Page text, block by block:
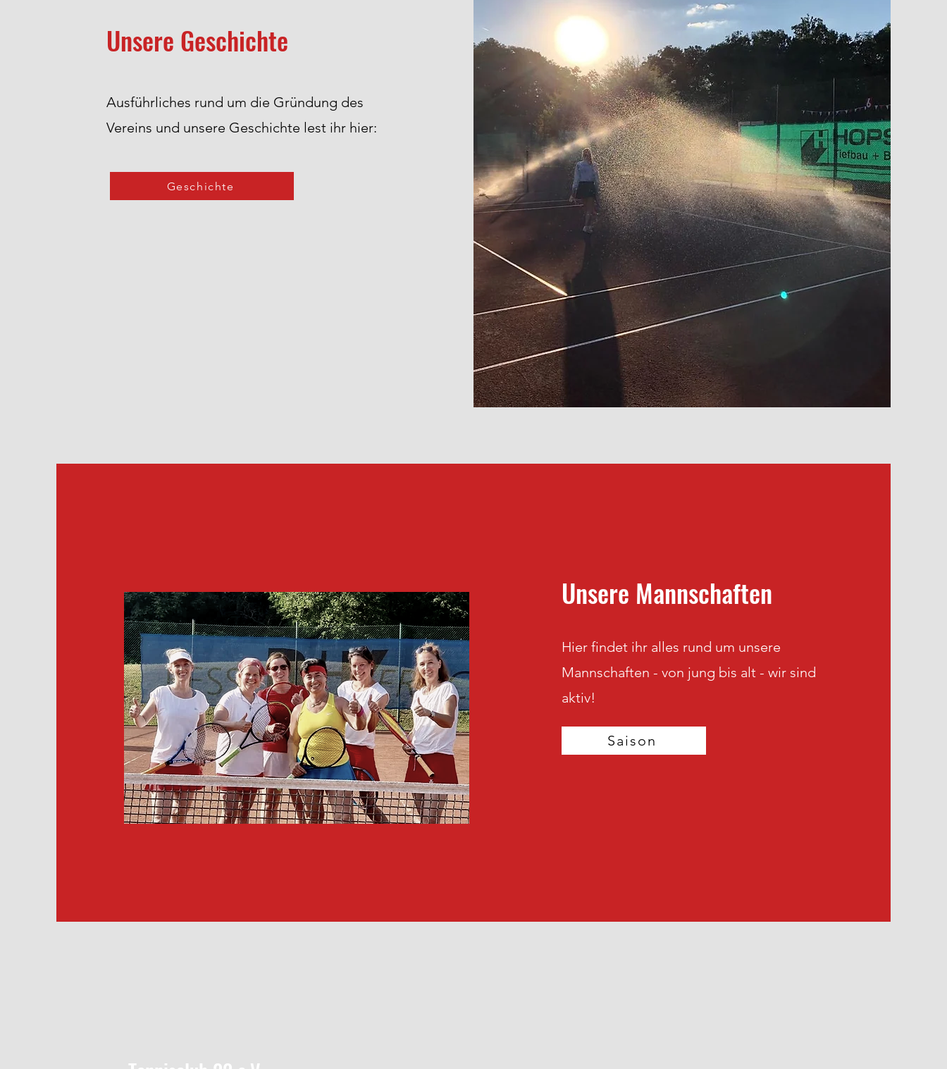
Unsere Geschichte
Ausführliches rund um die Gründung des
Vereins und unsere Geschichte lest ihr hier:
Geschichte
Unsere Mannschaften
Hier findet ihr alles rund um unsere
Mannschaften - von jung bis alt - wir sind
aktiv!
Saison